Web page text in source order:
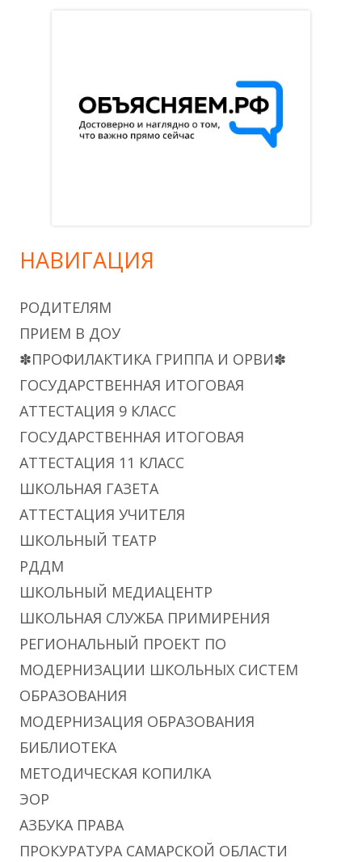
НАВИГАЦИЯ
РОДИТЕЛЯМ
ПРИЕМ В ДОУ
✽ПРОФИЛАКТИКА ГРИППА И ОРВИ✽
ГОСУДАРСТВЕННАЯ ИТОГОВАЯ
АТТЕСТАЦИЯ 9 КЛАСС
ГОСУДАРСТВЕННАЯ ИТОГОВАЯ
АТТЕСТАЦИЯ 11 КЛАСС
ШКОЛЬНАЯ ГАЗЕТА
АТТЕСТАЦИЯ УЧИТЕЛЯ
ШКОЛЬНЫЙ ТЕАТР
РДДМ
ШКОЛЬНЫЙ МЕДИАЦЕНТР
ШКОЛЬНАЯ СЛУЖБА ПРИМИРЕНИЯ
РЕГИОНАЛЬНЫЙ ПРОЕКТ ПО
МОДЕРНИЗАЦИИ ШКОЛЬНЫХ СИСТЕМ
ОБРАЗОВАНИЯ
МОДЕРНИЗАЦИЯ ОБРАЗОВАНИЯ
БИБЛИОТЕКА
МЕТОДИЧЕСКАЯ КОПИЛКА
ЭОР
АЗБУКА ПРАВА
ПРОКУРАТУРА САМАРСКОЙ ОБЛАСТИ